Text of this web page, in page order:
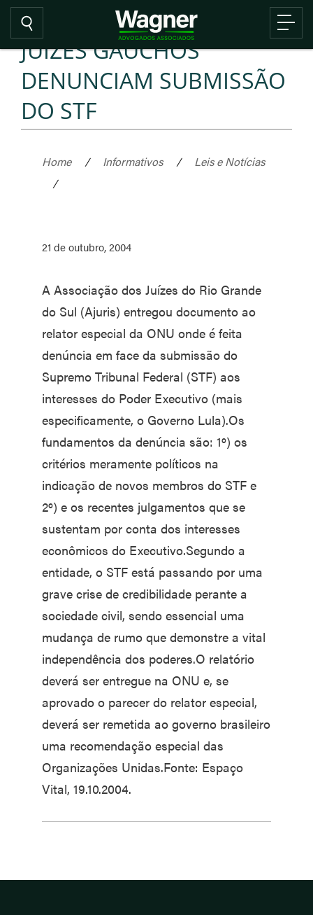
JUIZES GAUCHOS
DENUNCIAM SUBMISSÃO
DO STF
Home / Informativos /
Leis e Notícias
/
21 de outubro, 2004
A Associação dos Juízes do Rio Grande
do Sul (Ajuris) entregou documento ao
relator especial da ONU onde é feita
denúncia em face da submissão do
Supremo Tribunal Federal (STF) aos
interesses do Poder Executivo (mais
especificamente, o Governo Lula).Os
fundamentos da denúncia são: 1º) os
critérios meramente políticos na
indicação de novos membros do STF e
2º) e os recentes julgamentos que se
sustentam por conta dos interesses
econômicos do Executivo.Segundo a
entidade, o STF está passando por uma
grave crise de credibilidade perante a
sociedade civil, sendo essencial uma
mudança de rumo que demonstre a vital
independência dos poderes.O relatório
deverá ser entregue na ONU e, se
aprovado o parecer do relator especial,
deverá ser remetida ao governo brasileiro
uma recomendação especial das
Organizações Unidas.Fonte: Espaço
Vital, 19.10.2004.